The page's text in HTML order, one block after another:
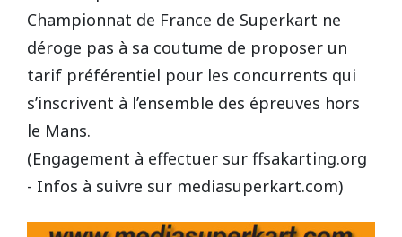
Championnat de France de Superkart ne
déroge pas à sa coutume de proposer un
tarif préférentiel pour les concurrents qui
s’inscrivent à l’ensemble des épreuves hors
le Mans.
(Engagement à effectuer sur ffsakarting.org
- Infos à suivre sur mediasuperkart.com)